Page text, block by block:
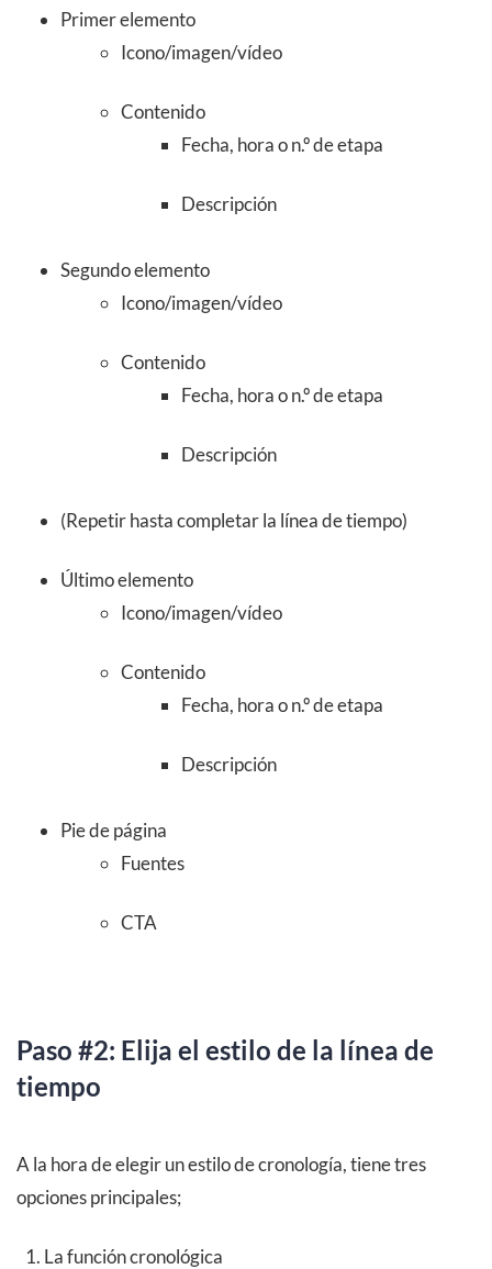
Primer elemento
Icono/imagen/vídeo
Contenido
Fecha, hora o n.º de etapa
Descripción
Segundo elemento
Icono/imagen/vídeo
Contenido
Fecha, hora o n.º de etapa
Descripción
(Repetir hasta completar la línea de tiempo)
Último elemento
Icono/imagen/vídeo
Contenido
Fecha, hora o n.º de etapa
Descripción
Pie de página
Fuentes
CTA
Paso #2: Elija el estilo de la línea de
tiempo
A la hora de elegir un estilo de cronología, tiene tres
opciones principales;
La función cronológica